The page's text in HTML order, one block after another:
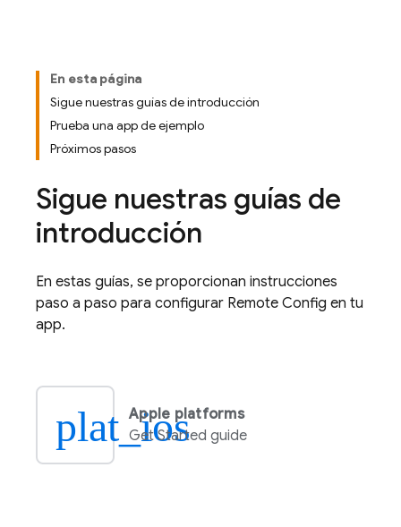
En esta página
Sigue nuestras guías de introducción
Prueba una app de ejemplo
Próximos pasos
Sigue nuestras guías de
introducción
En estas guías, se proporcionan instrucciones
paso a paso para configurar Remote Config en tu
app.
plat_ios
Apple platforms
Get Started guide